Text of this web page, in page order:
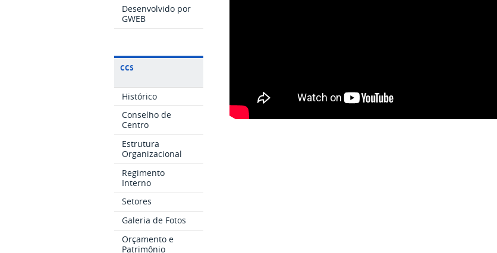
Desenvolvido por
GWEB
CCS
Histórico
Conselho de
Centro
Estrutura
Organizacional
Regimento
Interno
Setores
Galeria de Fotos
Orçamento e
Patrimônio